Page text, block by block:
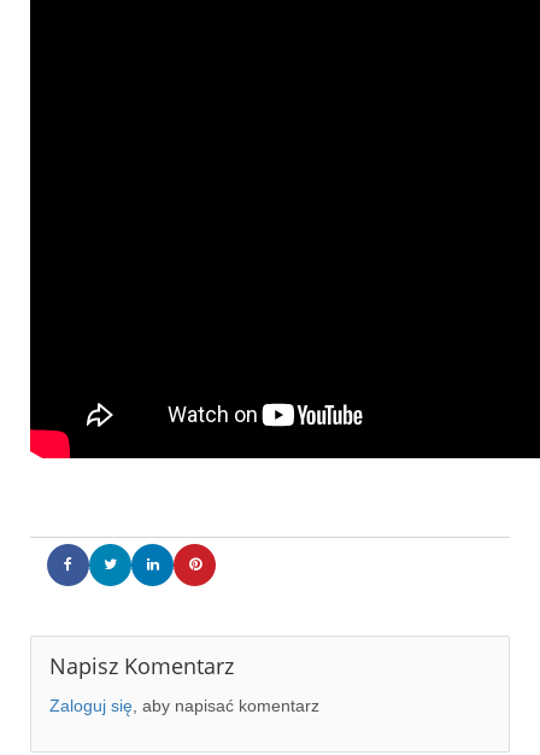
Napisz Komentarz
Zaloguj się , aby napisać komentarz